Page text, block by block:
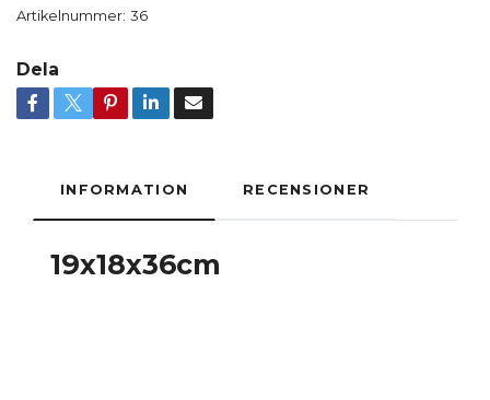
Artikelnummer: 36
Dela
INFORMATION RECENSIONER
19x18x36cm